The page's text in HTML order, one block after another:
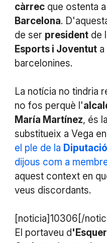
càrrecque ostenta a
Barcelona.
de ser presidentde
Esports i Joventuta
barcelonines.
La notícia no tindria
no fos perquè l'
María Martínez, és
substitueix a Vega
el ple de la Diputació
dijous com a
aquest context en
veus discordants.
[noticia]10306[/
El portaveu d